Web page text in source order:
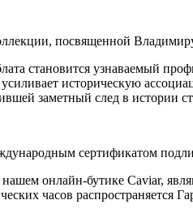
посвященной
становится узнаваемый
историческую
заметный след в истории
сертификатом
онлайн-бутике Caviar,
часов распространяется